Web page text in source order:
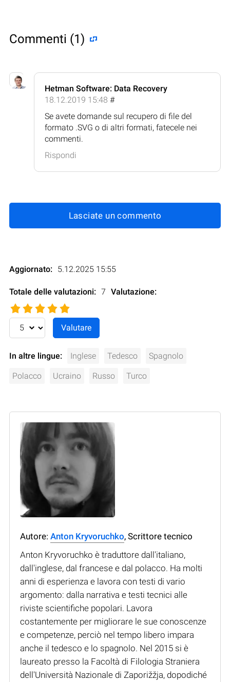
Commenti (1)
Hetman Software: Data Recovery
18.12.2019 15:48 #
Se avete domande sul recupero di file del
formato .SVG o di altri formati, fatecele nei
commenti.
Rispondi
Lasciate un commento
Aggiornato: 5.12.2025 15:55
Totale delle valutazioni: 7 Valutazione:
In altre lingue: Inglese Tedesco Spagnolo
Polacco Ucraino Russo Turco
Autore: Anton Kryvoruchko, Scrittore tecnico
Anton Kryvoruchko è traduttore dall'italiano,
dall'inglese, dal francese e dal polacco. Ha molti
anni di esperienza e lavora con testi di vario
argomento: dalla narrativa e testi tecnici alle
riviste scientifiche popolari. Lavora
costantemente per migliorare le sue conoscenze
e competenze, perciò nel tempo libero impara
anche il tedesco e lo spagnolo. Nel 2015 si è
laureato presso la Facoltà di Filologia Straniera
dell'Università Nazionale di Zaporižžja, dopodiché